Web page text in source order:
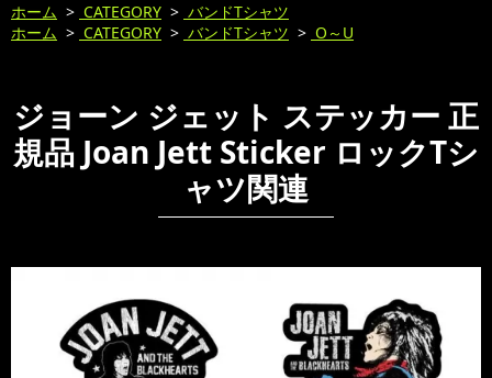
ホーム > CATEGORY > バンドTシャツ
ホーム > CATEGORY > バンドTシャツ > O～U
ジョーン ジェット ステッカー 正
規品 Joan Jett Sticker ロックTシ
ャツ関連